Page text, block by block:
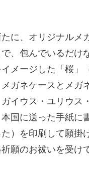
に、オリジナルメ
、包んでいるだけ
メージした「桜」
ガネケースとメガ
イウス・ユリウス
国に送った手紙に
た）を印刷して願掛
願のお祓いを受け